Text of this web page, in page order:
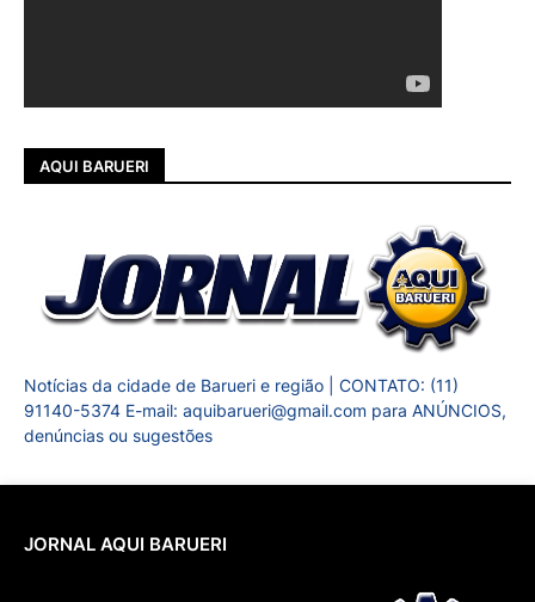
AQUI BARUERI
Notícias da cidade de Barueri e região | CONTATO: (11)
91140-5374 E-mail: aquibarueri@gmail.com para ANÚNCIOS,
denúncias ou sugestões
JORNAL AQUI BARUERI